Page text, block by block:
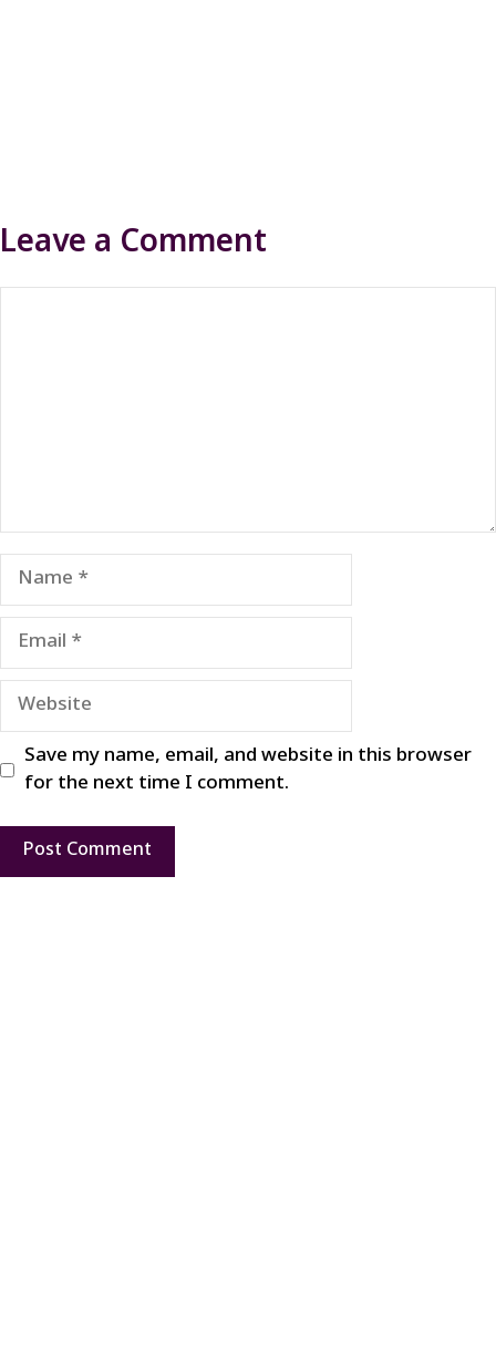
Leave a Comment
Name
Email
Website
Save my name, email, and website in this browser
for the next time I comment.